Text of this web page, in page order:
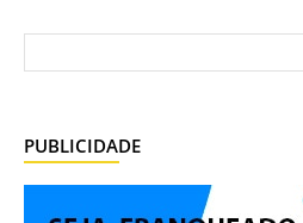
PUBLICIDADE